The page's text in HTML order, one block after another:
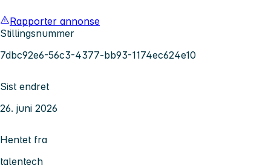
Rapporter annonse
Stillingsnummer
7dbc92e6-56c3-4377-bb93-1174ec624e10
Sist endret
26. juni 2026
Hentet fra
talentech